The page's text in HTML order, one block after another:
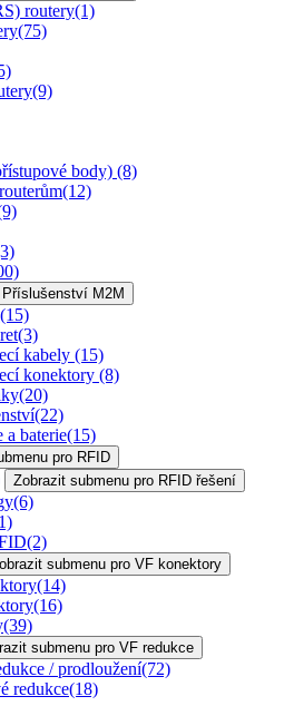
routery(1)
(75)
(9)
body) (8)
(12)
M2M
(15)
(3)
kabely (15)
konektory (8)
(20)
(22)
a baterie(15)
pro RFID
Zobrazit submenu pro RFID řešení
(6)
(2)
submenu pro VF konektory
(14)
(16)
(39)
submenu pro VF redukce
/ prodloužení(72)
redukce(18)